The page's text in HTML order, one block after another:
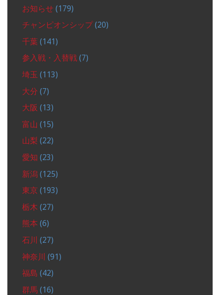
お知らせ (179)
チャンピオンシップ(20)
千葉 (141)
参入戦・入替戦 (7)
埼玉 (113)
大分 (7)
大阪 (13)
富山 (15)
山梨 (22)
愛知 (23)
新潟 (125)
東京 (193)
栃木 (27)
熊本 (6)
石川 (27)
神奈川 (91)
福島 (42)
群馬 (16)